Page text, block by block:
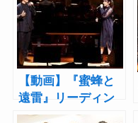
【動画】『蜜蜂と
遠雷』リーディン
グ・オーケストラ